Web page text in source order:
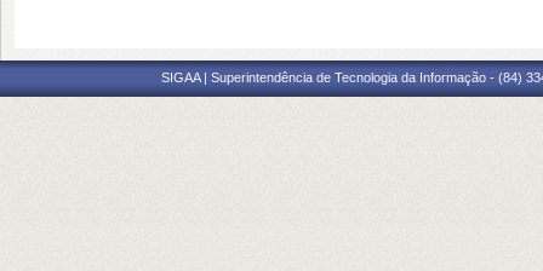
SIGAA | Superintendência de Tecnologia da Informação - (84)